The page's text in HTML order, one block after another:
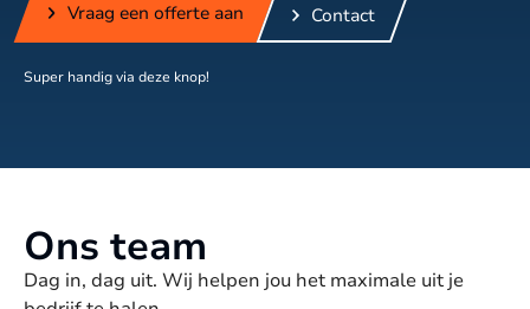
Vraag een offerte aan Contact
Super handig via deze knop!
Ons team
Dag in, dag uit. Wij helpen jou het maximale uit je